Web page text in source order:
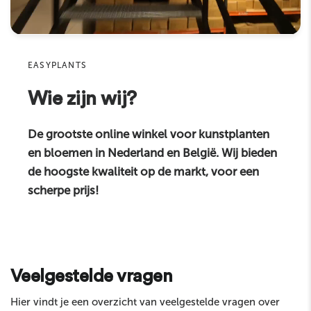
Materiaal hoogwaardig kunststof
Productcategorie
Sku
Reactie
EASYPLANTS
Wie zijn wij?
De grootste online winkel voor kunstplanten
en bloemen in Nederland en België. Wij bieden
de hoogste kwaliteit op de markt, voor een
scherpe prijs!
Veelgestelde vragen
Hier vindt je een overzicht van veelgestelde vragen over